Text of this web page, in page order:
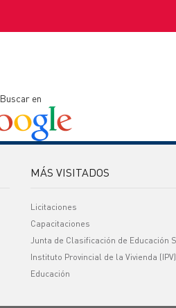
Buscar en
MÁS VISITADOS
Licitaciones
Capacitaciones
Junta de Clasificación de Educación
Instituto Provincial de la Vivienda (IPV)
Educación